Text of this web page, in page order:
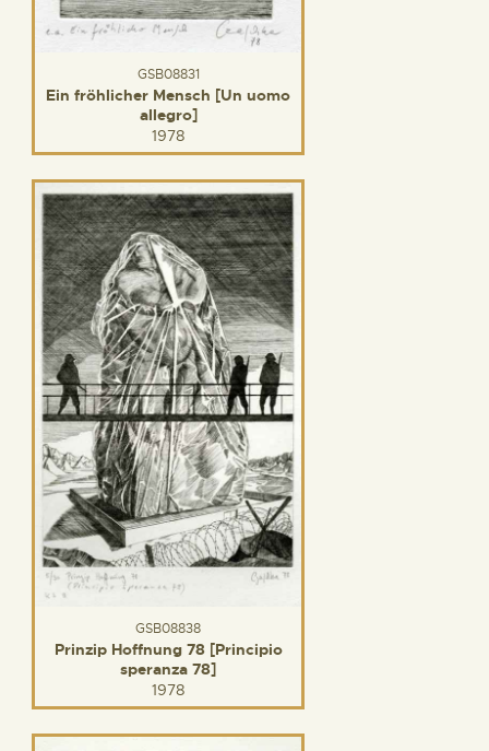
GSB08831
Ein fröhlicher Mensch [Un uomo
allegro]
1978
GSB08838
Prinzip Hoffnung 78 [Principio
speranza 78]
1978